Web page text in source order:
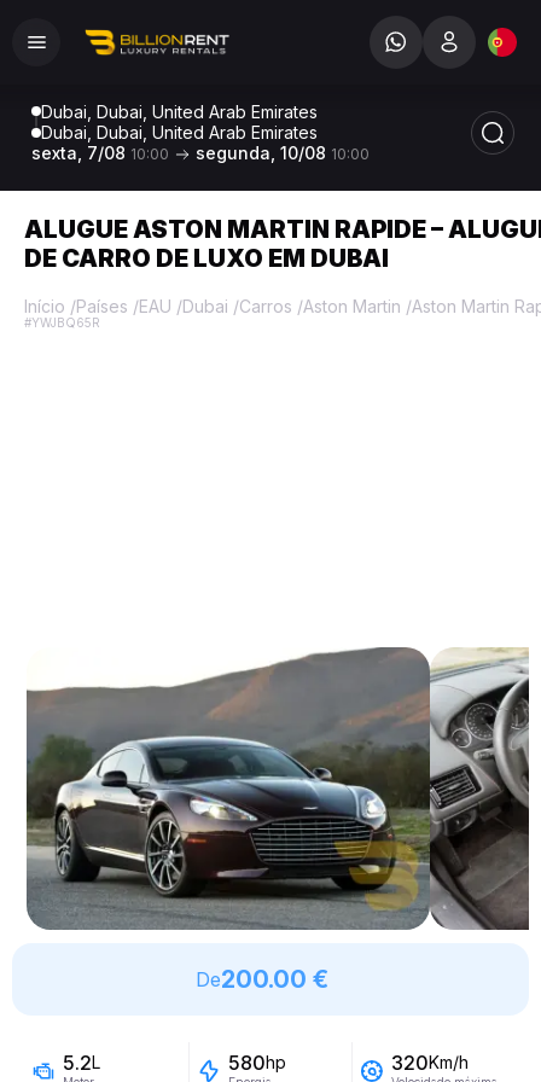
Dubai, Dubai, United Arab Emirates
Dubai, Dubai, United Arab Emirates
sexta, 7/08 10:00 segunda, 10/08 10:00
ALUGUE ASTON MARTIN RAPIDE –
DE CARRO DE LUXO EM DUBAI
Início /Países /EAU /Dubai /Carros /Aston Martin /Aston Martin
#YWJBQ65R
De200.00 €
5.2L 580hp 320Km/h